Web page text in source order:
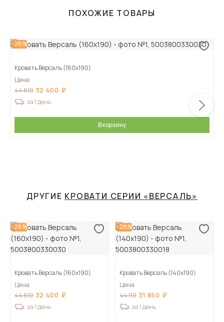
ПОХОЖИЕ ТОВАРЫ
-28%
Кровать Версаль (160х190)
Цена
44 810 32 400
за 1 день
В корзину
ДРУГИЕ КРОВАТИ СЕРИИ «ВЕРСАЛЬ»
-28%
Кровать Версаль (160х190)
Цена
44 810 32 400
за 1 день
-28%
Кровать Версаль (140х190)
Цена
44 110 31 850
за 1 день